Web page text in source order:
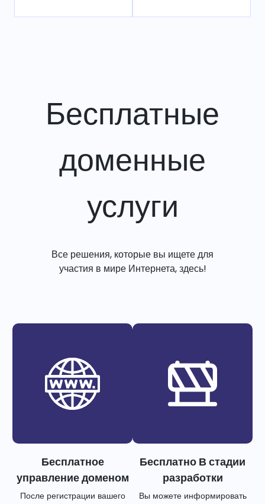
Бесплатные
доменные
услуги
Все решения, которые вы ищете для
участия в мире Интернета, здесь!
Бесплатное
управление доменом
После регистрации вашего
Бесплатно В стадии
разработки
Вы можете информировать